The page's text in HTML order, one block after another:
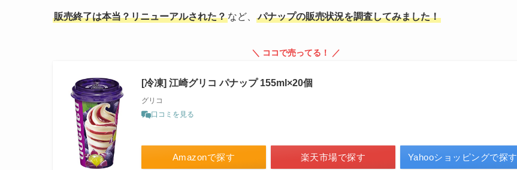
販売終了は本当？リニューアルされた？など、 パナップの販売状況を調査してみました！
＼ ココで売ってる！ ／
[冷凍] 江崎グリコ パナップ 155ml×20個
グリコ
口コミを見る
Amazonで探す 楽天市場で探す Yahooショッピングで探す